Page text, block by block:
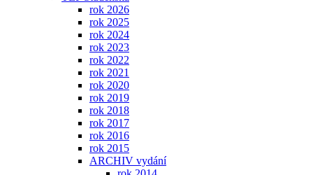
rok 2026
rok 2025
rok 2024
rok 2023
rok 2022
rok 2021
rok 2020
rok 2019
rok 2018
rok 2017
rok 2016
rok 2015
ARCHIV vydání